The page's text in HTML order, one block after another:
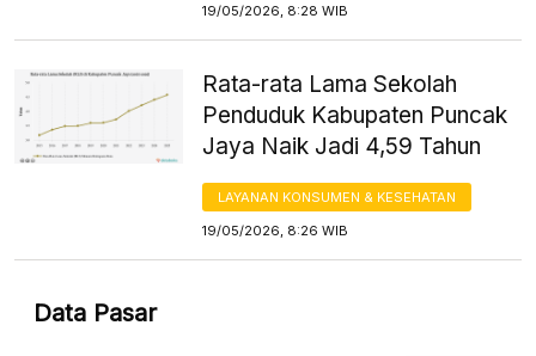
19/05/2026, 8:28 WIB
Rata-rata Lama Sekolah
Penduduk Kabupaten Puncak
Jaya Naik Jadi 4,59 Tahun
LAYANAN KONSUMEN & KESEHATAN
19/05/2026, 8:26 WIB
Data Pasar